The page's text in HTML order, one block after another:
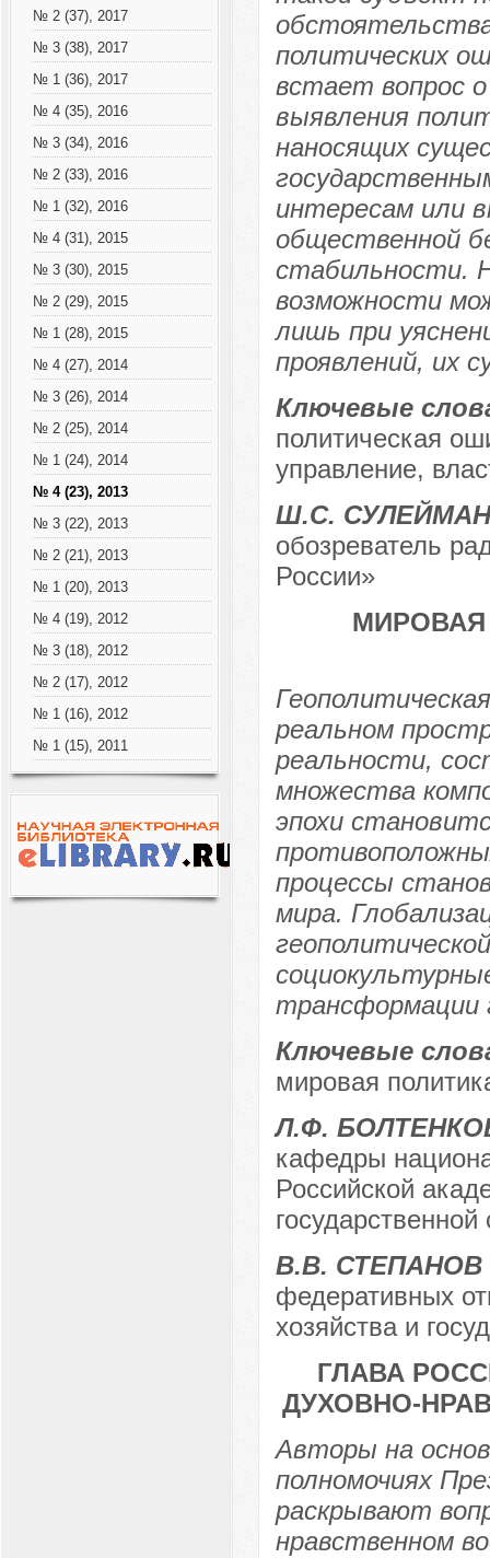
№ 2 (37), 2017
№ 3 (38), 2017
№ 1 (36), 2017
№ 4 (35), 2016
№ 3 (34), 2016
№ 2 (33), 2016
№ 1 (32), 2016
№ 4 (31), 2015
№ 3 (30), 2015
№ 2 (29), 2015
№ 1 (28), 2015
№ 4 (27), 2014
№ 3 (26), 2014
№ 2 (25), 2014
№ 1 (24), 2014
№ 4 (23), 2013
№ 3 (22), 2013
№ 2 (21), 2013
№ 1 (20), 2013
№ 4 (19), 2012
№ 3 (18), 2012
№ 2 (17), 2012
№ 1 (16), 2012
№ 1 (15), 2011
политических
встает вопрос
выявления
наносящих
интересам или
общественной
стабильности.
возможности
лишь при
проявлений, их
Ключевые
политическая
управление,
Ш.С.
обозреватель
России»
МИРОВАЯ
реальном
реальности,
множества
эпохи
процессы
мира.
трансформации
Ключевые
мировая
Л.Ф.
кафедры
Российской
В.В. СТЕПАНОВ
федеративных
хозяйства и
ГЛАВА
ДУХОВНО-
Авторы на
полномочиях
раскрывают
нравственном